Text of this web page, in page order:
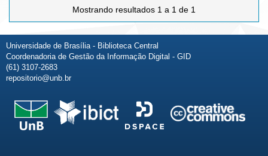
Mostrando resultados 1 a 1 de 1
Universidade de Brasília - Biblioteca Central
Coordenadoria de Gestão da Informação Digital - GID
(61) 3107-2683
repositorio@unb.br